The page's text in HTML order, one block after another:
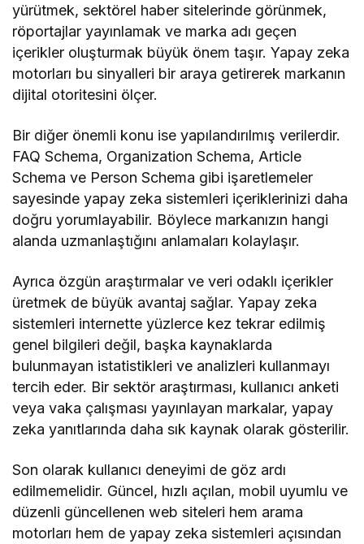
yürütmek, sektörel haber sitelerinde görünmek,
röportajlar yayınlamak ve marka adı geçen
içerikler oluşturmak büyük önem taşır. Yapay zeka
motorları bu sinyalleri bir araya getirerek markanın
dijital otoritesini ölçer.
Bir diğer önemli konu ise yapılandırılmış verilerdir.
FAQ Schema, Organization Schema, Article
Schema ve Person Schema gibi işaretlemeler
sayesinde yapay zeka sistemleri içeriklerinizi daha
doğru yorumlayabilir. Böylece markanızın hangi
alanda uzmanlaştığını anlamaları kolaylaşır.
Ayrıca özgün araştırmalar ve veri odaklı içerikler
üretmek de büyük avantaj sağlar. Yapay zeka
sistemleri internette yüzlerce kez tekrar edilmiş
genel bilgileri değil, başka kaynaklarda
bulunmayan istatistikleri ve analizleri kullanmayı
tercih eder. Bir sektör araştırması, kullanıcı anketi
veya vaka çalışması yayınlayan markalar, yapay
zeka yanıtlarında daha sık kaynak olarak gösterilir.
Son olarak kullanıcı deneyimi de göz ardı
edilmemelidir. Güncel, hızlı açılan, mobil uyumlu ve
düzenli güncellenen web siteleri hem arama
motorları hem de yapay zeka sistemleri açısından